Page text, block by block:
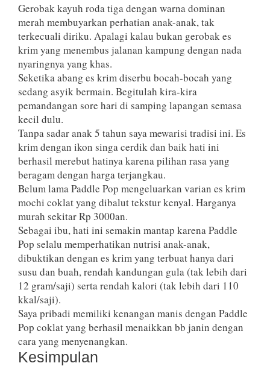
Gerobak kayuh roda tiga dengan warna dominan
merah membuyarkan perhatian anak-anak, tak
terkecuali diriku. Apalagi kalau bukan gerobak es
krim yang menembus jalanan kampung dengan nada
nyaringnya yang khas.
Seketika abang es krim diserbu bocah-bocah yang
sedang asyik bermain. Begitulah kira-kira
pemandangan sore hari di samping lapangan semasa
kecil dulu.
Tanpa sadar anak 5 tahun saya mewarisi tradisi ini. Es
krim dengan ikon singa cerdik dan baik hati ini
berhasil merebut hatinya karena pilihan rasa yang
beragam dengan harga terjangkau.
Belum lama Paddle Pop mengeluarkan varian es krim
mochi coklat yang dibalut tekstur kenyal. Harganya
murah sekitar Rp 3000an.
Sebagai ibu, hati ini semakin mantap karena Paddle
Pop selalu memperhatikan nutrisi anak-anak,
dibuktikan dengan es krim yang terbuat hanya dari
susu dan buah, rendah kandungan gula (tak lebih dari
12 gram/saji) serta rendah kalori (tak lebih dari 110
kkal/saji).
Saya pribadi memiliki kenangan manis dengan Paddle
Pop coklat yang berhasil menaikkan bb janin dengan
cara yang menyenangkan.
Kesimpulan